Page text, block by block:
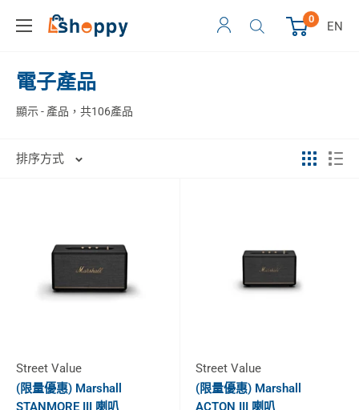
0
EN
電子產品
顯示 - 產品，共106產品
排序方式
Street Value
(限量優惠) Marshall
STANMORE III 喇叭
Street Value
(限量優惠) Marshall
ACTON III 喇叭